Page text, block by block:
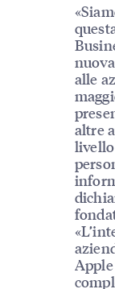
alle
altre